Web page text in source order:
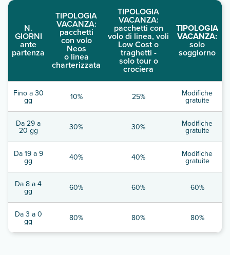
N.
GIORNI
ante
partenza
TIPOLOGIA
VACANZA:
pacchetti
con volo
Neos
o linea
charterizzata
TIPOLOGIA
VACANZA:
pacchetti con
volo di linea, voli
Low Cost o
traghetti -
solo tour o
crociera
TIPOLOGIA
VACANZA:
solo
soggiorno
Fino a 30
gg 10% 25% Modifiche
gratuite
Da 29 a
20 gg 30% 30% Modifiche
gratuite
Da 19 a 9
gg 40% 40% Modifiche
gratuite
Da 8 a 4
gg 60% 60% 60%
Da 3 a 0
gg 80% 80% 80%